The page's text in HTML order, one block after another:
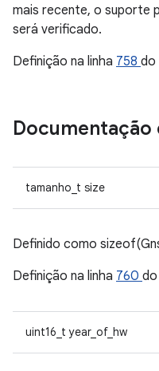
mais recente, o suporte
será verificado.
Definição na linha 758 do
Documentação
tamanho_t size
Definido como
Definição na linha 760
uint16_t year_of_hw